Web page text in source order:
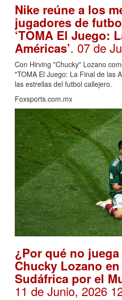
Nike reúne a los
jugadores de
‘TOMA El Juego:
Américas’. 07 de
Con Hirving "Chucky" Lozano
"TOMA El Juego: La Final de las
las estrellas del futbol callejero.
Foxsports.com.mx
¿Por qué no
Chucky Lozano
Sudáfrica por el
11 de Junio, 2026